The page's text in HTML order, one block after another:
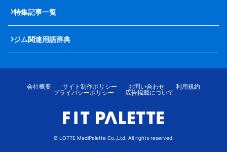
特集記事一覧
ジム関連用語辞典
会社概要 サイト制作ポリシー お問い合わせ
利用規約
プライバシーポリシー
広告掲載について
© LOTTE MediPalette Co.,Ltd. All rights reserved.